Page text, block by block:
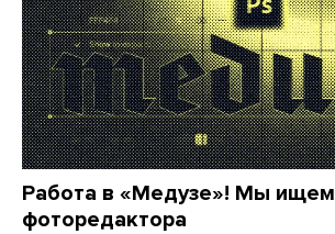
Работа в «Медузе»! Мы ищем
фоторедактора